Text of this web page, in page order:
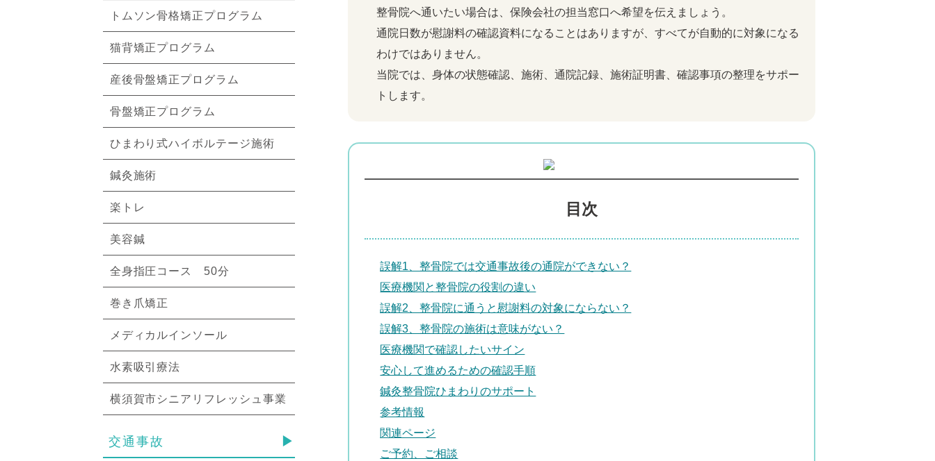
整骨院へ通いたい場合は、保険会社の担当窓口へ希望を伝えましょう。
通院日数が慰謝料の確認資料になることはありますが、すべてが自動的に対象になる
わけではありません。
当院では、身体の状態確認、施術、通院記録、施術証明書、確認事項の整理をサポー
トします。
目次
誤解1、整骨院では交通事故後の通院ができない？
医療機関と整骨院の役割の違い
誤解2、整骨院に通うと慰謝料の対象にならない？
誤解3、整骨院の施術は意味がない？
医療機関で確認したいサイン
安心して進めるための確認手順
鍼灸整骨院ひまわりのサポート
参考情報
関連ページ
ご予約、ご相談
トムソン骨格矯正プログラム
猫背矯正プログラム
産後骨盤矯正プログラム
骨盤矯正プログラム
ひまわり式ハイボルテージ施術
鍼灸施術
楽トレ
美容鍼
全身指圧コース 50分
巻き爪矯正
メディカルインソール
水素吸引療法
横須賀市シニアリフレッシュ事業
交通事故